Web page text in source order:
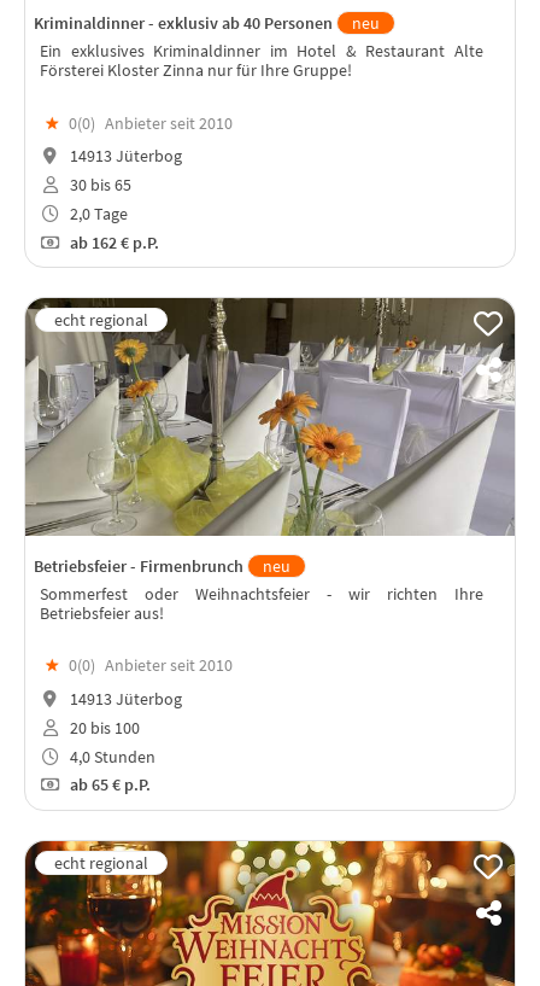
Kriminaldinner - exklusiv ab 40 Personen
neu
Ein exklusives Kriminaldinner im Hotel & Restaurant Alte
Försterei Kloster Zinna nur für Ihre Gruppe!
★ 0(0) Anbieter seit 2010
14913 Jüterbog
30 bis 65
2,0 Tage
ab162 € p.P.
Betriebsfeier - Firmenbrunch
neu
Sommerfest oder Weihnachtsfeier - wir richten Ihre
Betriebsfeier aus!
★ 0(0) Anbieter seit 2010
14913 Jüterbog
20 bis 100
4,0 Stunden
ab65 € p.P.